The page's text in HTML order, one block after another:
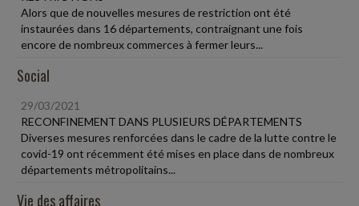
Alors que de nouvelles mesures de restriction ont été
instaurées dans 16 départements, contraignant une fois
encore de nombreux commerces à fermer leurs...
Social
29/03/2021
RECONFINEMENT DANS PLUSIEURS DÉPARTEMENTS
Diverses mesures renforcées dans le cadre de la lutte contre le
covid-19 ont récemment été mises en place dans de nombreux
départements métropolitains...
Vie des affaires